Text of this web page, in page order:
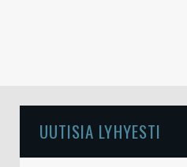
UUTISIA LYHYESTI